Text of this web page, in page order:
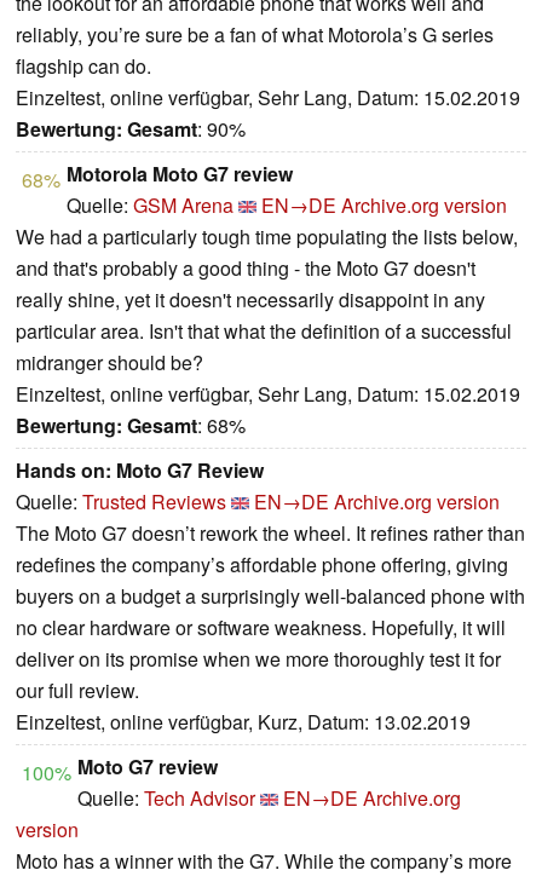
reliably, you’re sure be a fan of what Motorola’s G series
flagship can do.
Einzeltest, online verfügbar, Sehr Lang, Datum: 15.02.2019
Bewertung: Gesamt: 90%
68% Motorola Moto G7 review
Quelle: GSM Arena EN→DE Archive.org version
We had a particularly tough time populating the lists below,
and that's probably a good thing - the Moto G7 doesn't
really shine, yet it doesn't necessarily disappoint in any
particular area. Isn't that what the definition of a successful
midranger should be?
Einzeltest, online verfügbar, Sehr Lang, Datum: 15.02.2019
Bewertung: Gesamt: 68%
Hands on: Moto G7 Review
Quelle: Trusted Reviews EN→DE Archive.org version
The Moto G7 doesn’t rework the wheel. It refines rather than
redefines the company’s affordable phone offering, giving
buyers on a budget a surprisingly well-balanced phone with
no clear hardware or software weakness. Hopefully, it will
deliver on its promise when we more thoroughly test it for
our full review.
Einzeltest, online verfügbar, Kurz, Datum: 13.02.2019
100% Moto G7 review
Quelle: Tech Advisor EN→DE Archive.org
version
Moto has a winner with the G7. While the company’s more